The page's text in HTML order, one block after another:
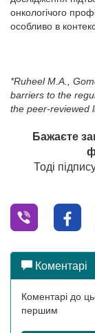
онкологічого
особливо в
*Ruheel M.A.,
barriers to the
the peer-reviewed
Бажаєте
Тоді
Коментарі
Коментарі до
першим